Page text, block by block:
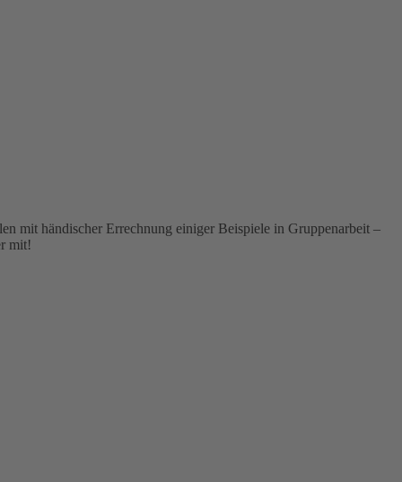
mit händischer Errechnung einiger Beispiele in Gruppenarbeit –
mit!